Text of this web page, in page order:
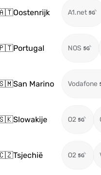
Oostenrijk A1.net
Portugal NOS
San Marino Vodafone
Slowakije O2
Tsjechië O2